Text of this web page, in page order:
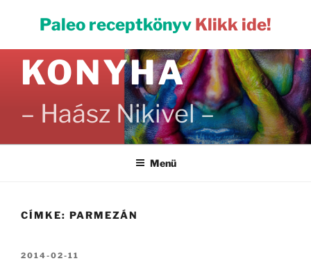
Paleo receptkönyv Klikk ide!
PALEO
KONYHA
– Haász Nikivel –
Menü
CÍMKE: PARMEZÁN
BEKÜLDVE:
2014-02-11